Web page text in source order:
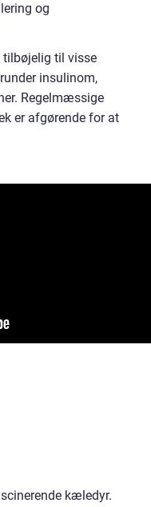
og
tilbøjelig til visse
insulinom,
Regelmæssige
er afgørende for at
kæledyr.